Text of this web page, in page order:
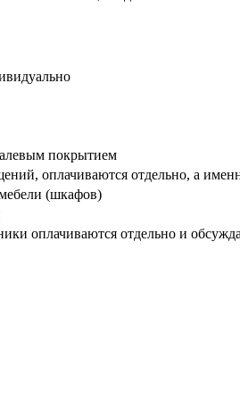
покрытием
оплачиваются отдельно, а
(шкафов)
оплачиваются отдельно и